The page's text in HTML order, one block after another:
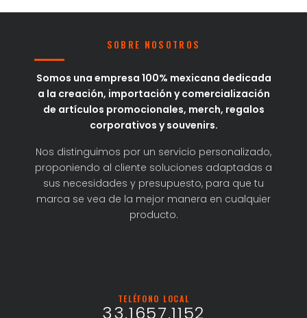
SOBRE NOSOTROS
Somos una empresa 100% mexicana dedicada
a la creación, importación y comercialización
de artículos promocionales, merch, regalos
corporativos y souvenirs.
Nos distinguimos por un servicio personalizado,
proponiendo al cliente soluciones adaptadas a
sus necesidades y presupuesto, para que tu
marca se vea de la mejor manera en cualquier
producto.
TELÉFONO LOCAL
33.1657.1152